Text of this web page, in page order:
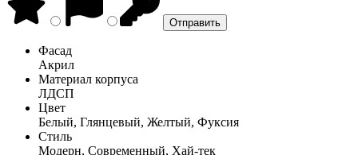
Фасад
Акрил
Материал корпуса
ЛДСП
Цвет
Белый, Глянцевый, Желтый, Фуксия
Стиль
Модерн, Современный, Хай-тек